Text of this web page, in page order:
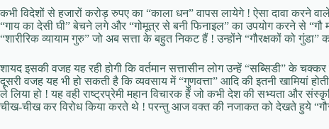
कभी विदेशों से हजारों करोड़ रुपए का “काला धन” वापस लायेगे ! ऐसा दावा करने
“गाय का देसी घी” बेचने लगे और “गोमूत्र से बनी फिनाइल” का उपयोग करने से “गौ
“शारीरिक व्यायाम गुरु” जो अब सत्ता के बहुत निकट हैं ! उन्होंने “गौरक्षकों को गुंडा”
शायद इसकी वजह यह रही होगी कि वर्तमान सत्तासीन लोग उन्हें “सब्सिडी” के
दूसरी वजह यह भी हो सकती है कि व्यवसाय में “गुणवत्ता” आदि की इतनी खामियां
ले लिया हो ! यह वही राष्ट्रप्रेमी महान विचारक हैं जो कभी देश की सभ्यता और
चीख-चीख कर विरोध किया करते थे ! परन्तु आज वक्त की नजाकत को देखते हुये